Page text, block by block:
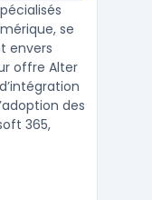
se
envers
offre Alter
des
365,